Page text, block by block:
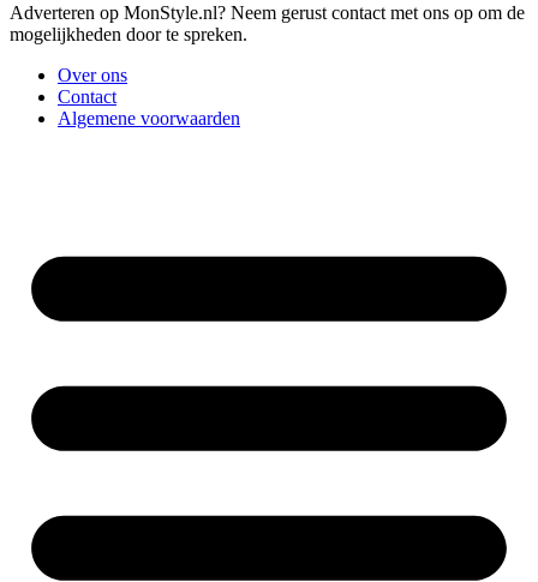
Adverteren op MonStyle.nl? Neem gerust contact met ons op om de
mogelijkheden door te spreken.
Over ons
Contact
Algemene voorwaarden